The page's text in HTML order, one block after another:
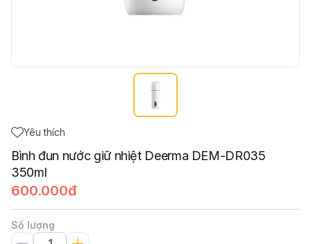
Yêu thích
Bình đun nước giữ nhiệt Deerma DEM-DR035
350ml
600.000đ
Số lượng